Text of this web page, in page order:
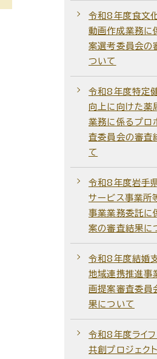
令和8年度食文
動画作成業務に
案選考委員会の
ついて
令和8年度特定
向上に向けた薬
業務に係るプロ
査委員会の審査
て
令和8年度岩手
サービス事業所
事業業務委託に
案の審査結果に
令和8年度結婚
地域連携推進事
画提案審査委員
果について
令和8年度ライフ
共創プロジェク